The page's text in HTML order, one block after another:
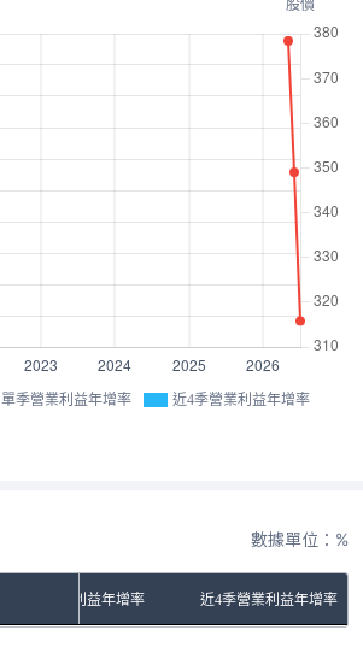
單季營業利益年增率 近4季營業利益年增率
數據單位：%
單季營業利益年增率 近4季營業利益年增率